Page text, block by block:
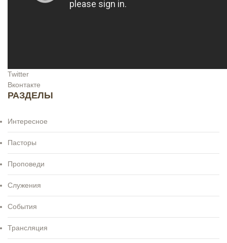
Twitter
Вконтакте
РАЗДЕЛЫ
Интересное
Пасторы
Проповеди
Служения
События
Трансляция